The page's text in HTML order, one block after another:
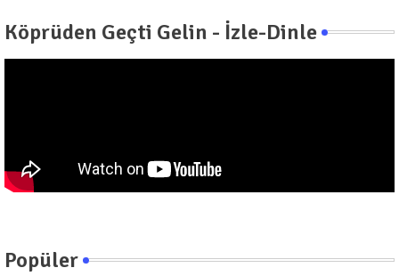
Köprüden Geçti Gelin - İzle-Dinle
Popüler